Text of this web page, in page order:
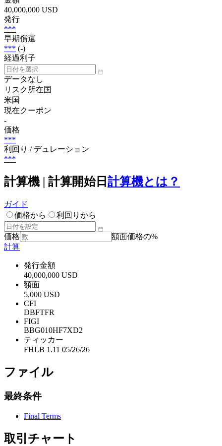
40,000,000 USD
発行
***
早期償還
*** (-)
経過利子
データなし
リスク所在国
米国
現在クーポン
-
価格
***
利回り / デュレーション
***
計算機 | 計算開始日 計算機とは？
ガイド
価格から
利回りから
価格
額面価格の%
計算
発行金額
40,000,000 USD
額面
5,000 USD
CFI
DBFTFR
FIGI
BBG010HF7XD2
ティッカー
FHLB 1.11 05/26/26
ファイル
最終条件
Final Terms
取引チャート